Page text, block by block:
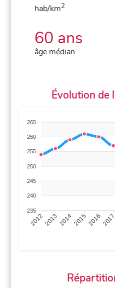
hab/km2
60 ans
âge médian
Évolution de
265
260
255
250
245
240
235
201220132014201520162017